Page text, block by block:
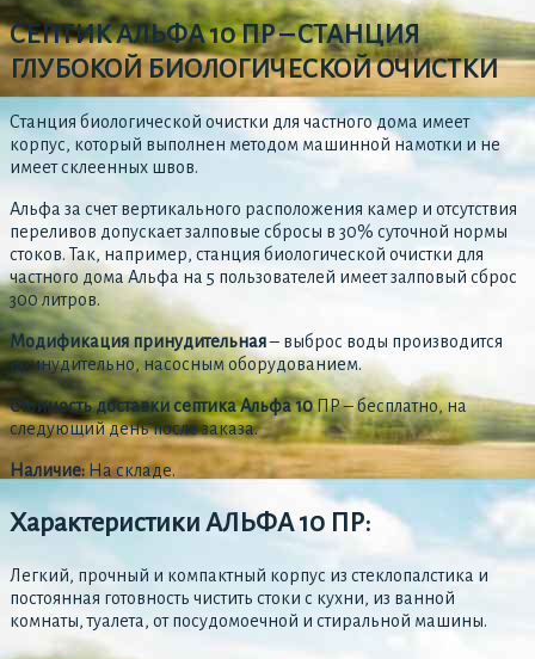
СЕПТИК АЛЬФА 10 ПР – СТАНЦИЯ
ГЛУБОКОЙ БИОЛОГИЧЕСКОЙ ОЧИСТКИ
Станция биологической очистки для частного дома имеет
корпус, который выполнен методом машинной намотки и не
имеет склеенных швов.
Альфа за счет вертикального расположения камер и отсутствия
переливов допускает залповые сбросы в 30% суточной нормы
стоков. Так, например, станция биологической очистки для
частного дома Альфа на 5 пользователей имеет залповый сброс
300 литров.
Модификация принудительная– выброс воды производится
принудительно, насосным оборудованием.
Стоимость доставки септика Альфа 10ПР – бесплатно, на
следующий день после заказа.
Наличие: На складе.
Характеристики АЛЬФА 10 ПР:
Легкий, прочный и компактный корпус из стеклопалстика и
постоянная готовность чистить стоки с кухни, из ванной
комнаты, туалета, от посудомоечной и стиральной машины.